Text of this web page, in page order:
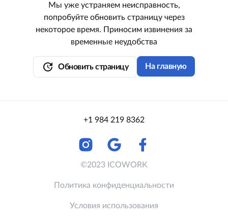
Мы уже устраняем неисправность,
попробуйте обновить страницу через
некоторое время. Приносим извинения за
временные неудобства
update Обновить страницу На главную
+1 984 219 8362
©2023 ICOWORK
Политика конфиденциальности
Условия использования